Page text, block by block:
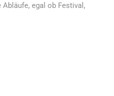
egal ob Festival,